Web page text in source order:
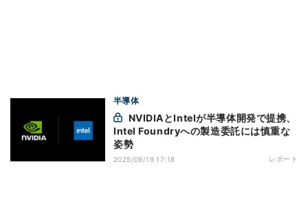
半導体
Intel Foundryへの製造委託には慎重な
姿勢
2025/09/19 17:18 レポート